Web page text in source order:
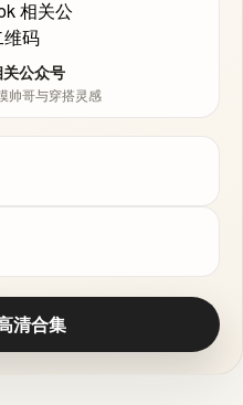
公众号
帅哥与穿搭灵感
清合集